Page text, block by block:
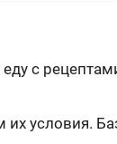
с
условия.